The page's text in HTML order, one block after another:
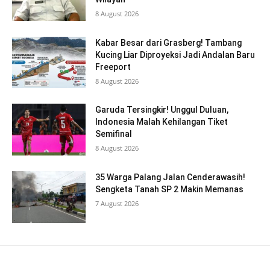
8 August 2026
Kabar Besar dari Grasberg! Tambang
Kucing Liar Diproyeksi Jadi Andalan Baru
Freeport
8 August 2026
Garuda Tersingkir! Unggul Duluan,
Indonesia Malah Kehilangan Tiket
Semifinal
8 August 2026
35 Warga Palang Jalan Cenderawasih!
Sengketa Tanah SP 2 Makin Memanas
7 August 2026